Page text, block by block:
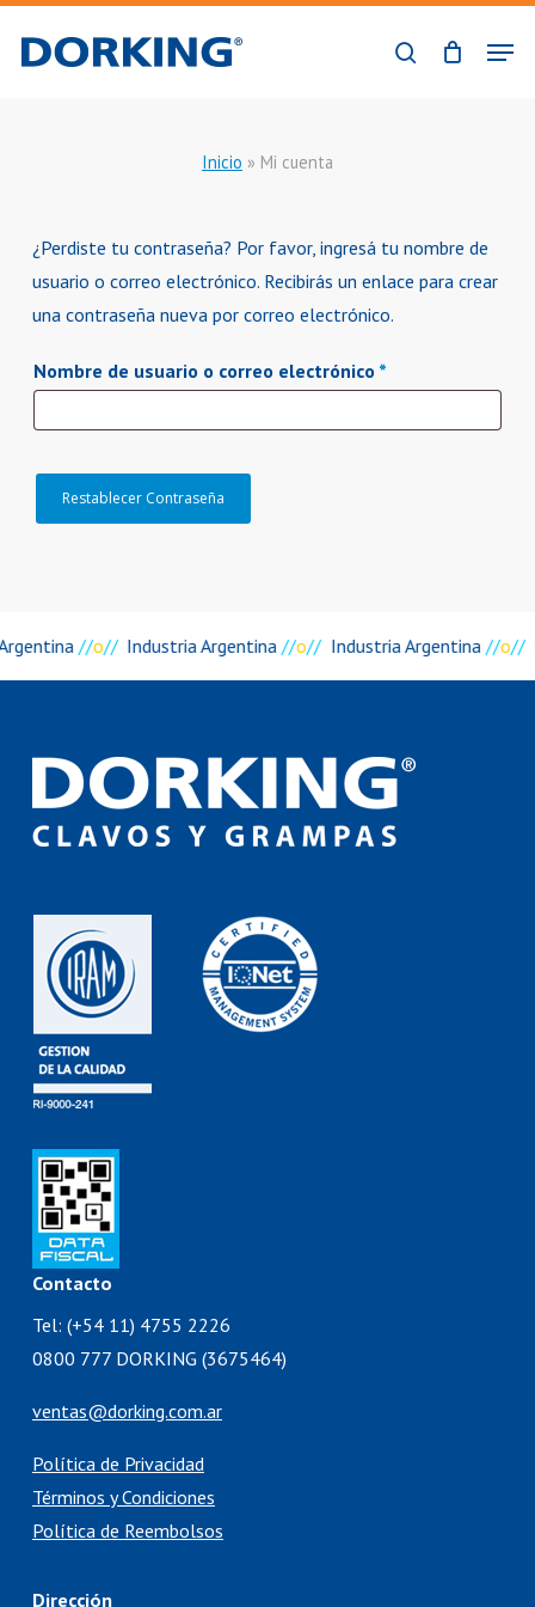
buscar
Menu
Inicio » Mi cuenta
¿Perdiste tu contraseña? Por favor, ingresá tu nombre de
usuario o correo electrónico. Recibirás un enlace para crear
una contraseña nueva por correo electrónico.
Nombre de usuario o correo electrónico *Requerido
Restablecer Contraseña
//o// Industria Argentina //o// Industria Argentina //o//
Contacto
Tel: (+54 11) 4755 2226
0800 777 DORKING (3675464)
ventas@dorking.com.ar
Política de Privacidad
Términos y Condiciones
Política de Reembolsos
Dirección